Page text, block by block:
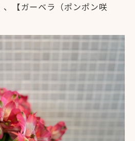
、【ガーベラ（ポンポン咲